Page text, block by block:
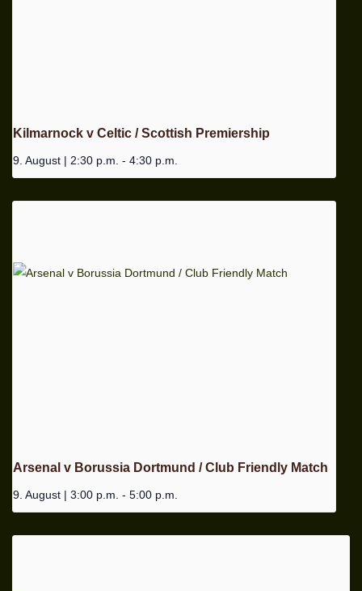
Kilmarnock v Celtic / Scottish Premiership
9. August | 2:30 p.m. - 4:30 p.m.
Arsenal v Borussia Dortmund / Club Friendly Match
9. August | 3:00 p.m. - 5:00 p.m.